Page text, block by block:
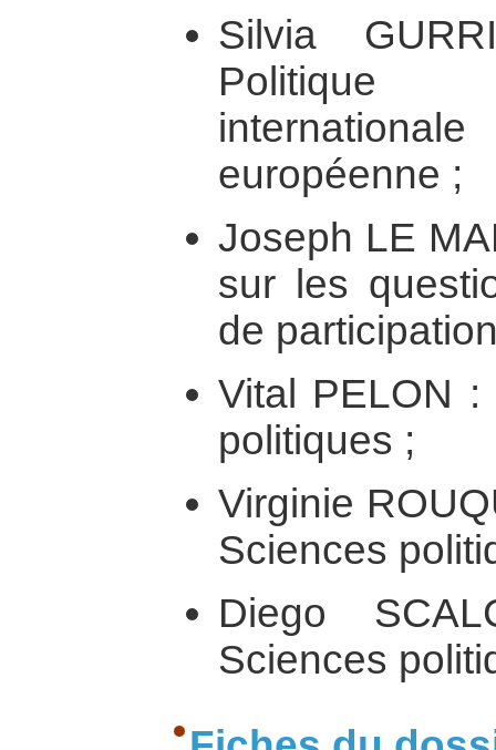
Silvia
Politique
européenne ;
Joseph LE
sur les
de
Vital PELON
politiques ;
Virginie
Sciences
Diego
Sciences